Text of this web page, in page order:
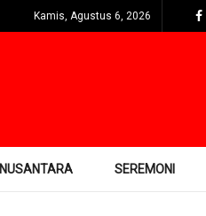
Kamis, Agustus 6, 2026
NUSANTARA SEREMONI